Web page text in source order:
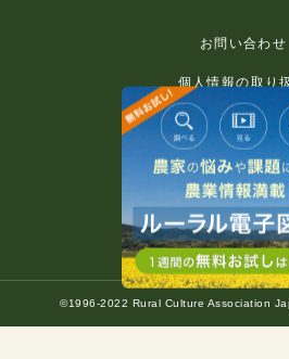
お問い合わせ
個人情報の取り
免責事項
利用規約
推奨環境
著作権等につ
©1996-2022 Rural Culture Association